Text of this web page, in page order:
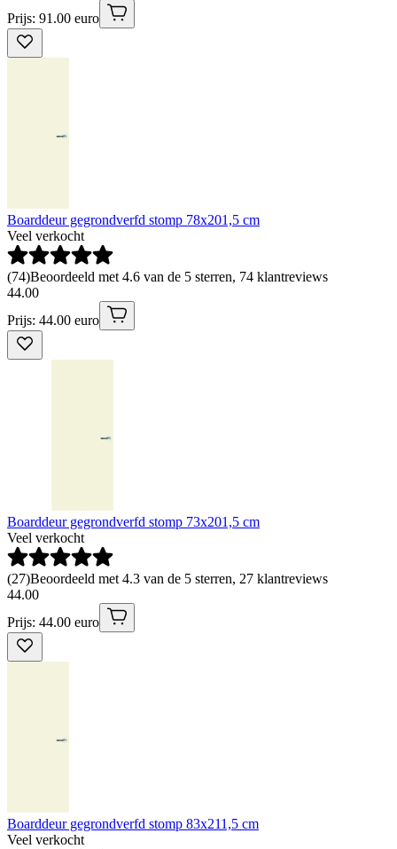
Prijs: 91.00 euro
Boarddeur gegrondverfd stomp 78x201,5 cm
Veel verkocht
(74)Beoordeeld met 4.6 van de 5 sterren, 74 klantreviews
44.00
Prijs: 44.00 euro
Boarddeur gegrondverfd stomp 73x201,5 cm
Veel verkocht
(27)Beoordeeld met 4.3 van de 5 sterren, 27 klantreviews
44.00
Prijs: 44.00 euro
Boarddeur gegrondverfd stomp 83x211,5 cm
Veel verkocht